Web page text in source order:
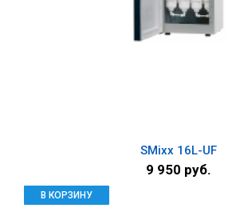
SMixx 16L-UF
9 950 руб.
В КОРЗИНУ